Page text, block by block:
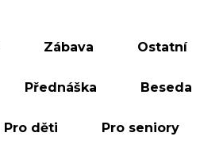
Zábava Ostatní
Přednáška Beseda
Pro děti Pro seniory